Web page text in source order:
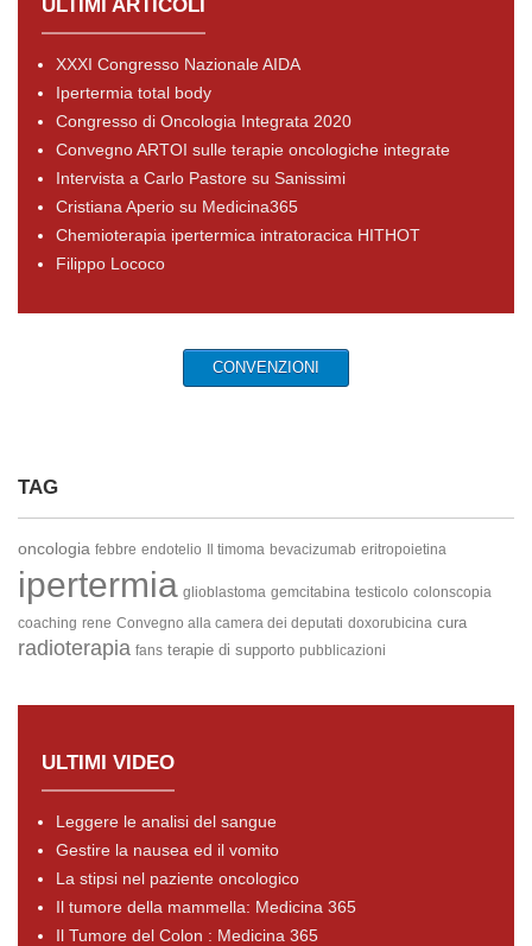
ULTIMI ARTICOLI
XXXI Congresso Nazionale AIDA
Ipertermia total body
Congresso di Oncologia Integrata 2020
Convegno ARTOI sulle terapie oncologiche integrate
Intervista a Carlo Pastore su Sanissimi
Cristiana Aperio su Medicina365
Chemioterapia ipertermica intratoracica HITHOT
Filippo Lococo
CONVENZIONI
TAG
oncologia febbre endotelio Il timoma bevacizumab eritropoietina
ipertermia glioblastoma gemcitabina testicolo colonscopia
coaching rene Convegno alla camera dei deputati doxorubicina cura
radioterapia fans terapie di supporto pubblicazioni
ULTIMI VIDEO
Leggere le analisi del sangue
Gestire la nausea ed il vomito
La stipsi nel paziente oncologico
Il tumore della mammella: Medicina 365
Il Tumore del Colon : Medicina 365